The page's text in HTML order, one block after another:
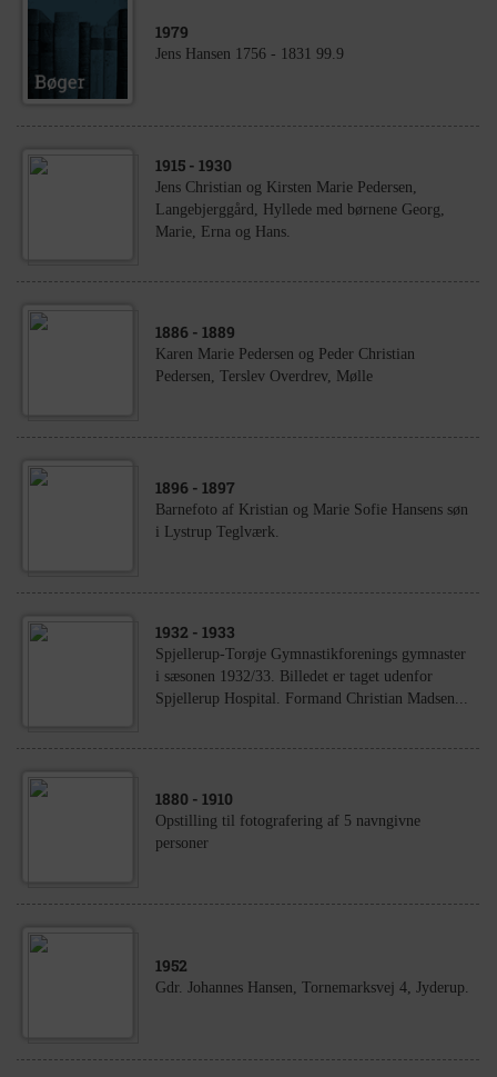
1979
Jens Hansen 1756 - 1831 99.9
1915 - 1930
Jens Christian og Kirsten Marie Pedersen,
Langebjerggård, Hyllede med børnene Georg,
Marie, Erna og Hans.
1886 - 1889
Karen Marie Pedersen og Peder Christian
Pedersen, Terslev Overdrev, Mølle
1896 - 1897
Barnefoto af Kristian og Marie Sofie Hansens søn
i Lystrup Teglværk.
1932 - 1933
Spjellerup-Torøje Gymnastikforenings gymnaster
i sæsonen 1932/33. Billedet er taget udenfor
Spjellerup Hospital. Formand Christian Madsen...
1880 - 1910
Opstilling til fotografering af 5 navngivne
personer
1952
Gdr. Johannes Hansen, Tornemarksvej 4, Jyderup.